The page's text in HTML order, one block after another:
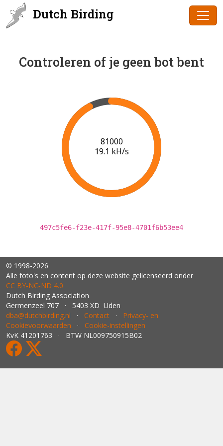
Dutch Birding
Controleren of je geen bot bent
83000
19.1 kH/s
497c5fe6-f23e-417f-95e8-4701f6b53ee4
© 1998-2026
Alle foto's en content op deze website gelicenseerd onder
CC BY‑NC‑ND 4.0
Dutch Birding Association
Germenzeel 707 · 5403 XD Uden
dba@dutchbirding.nl · Contact · Privacy- en
Cookievoorwaarden · Cookie-instellingen
KvK 41201763 · BTW NL009750915B02